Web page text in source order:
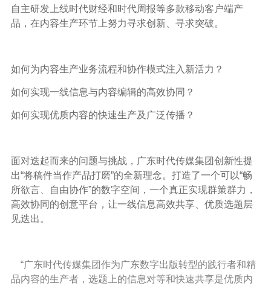
自主研发上线时代财经和时代周报等多款移动客户端产
品，在内容生产环节上努力寻求创新、寻求突破。
如何为内容生产业务流程和协作模式注入新活力？
如何实现一线信息与内容编辑的高效协同？
如何实现优质内容的快速生产及广泛传播？
面对迭起而来的问题与挑战，广东时代传媒集团创新性提
出“将稿件当作产品打磨”的全新理念。打造了一个可以“畅
所欲言、自由协作”的数字空间，一个真正实现群策群力，
高效协同的创意平台，让一线信息高效共享、优质选题层
见迭出。
“广东时代传媒集团作为广东数字出版转型的践行者和精
品内容的生产者，选题上的信息对等和快速共享是优质内